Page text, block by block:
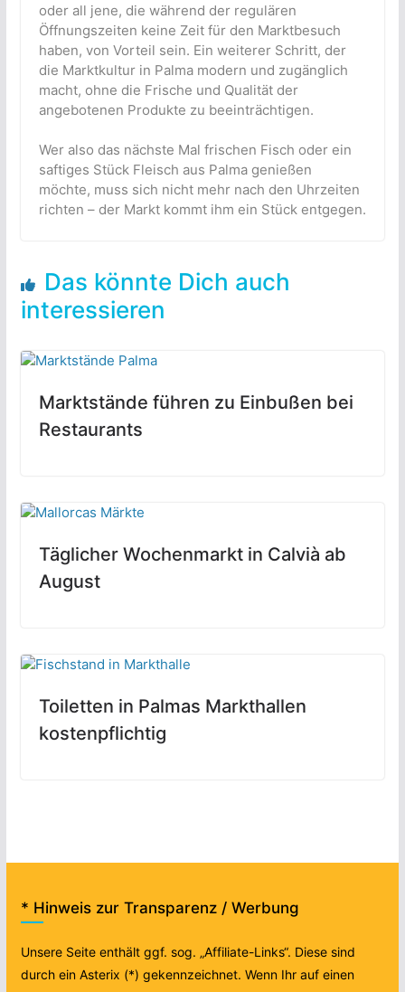
oder all jene, die während der regulären
Öffnungszeiten keine Zeit für den Marktbesuch
haben, von Vorteil sein. Ein weiterer Schritt, der
die Marktkultur in Palma modern und zugänglich
macht, ohne die Frische und Qualität der
angebotenen Produkte zu beeinträchtigen.
Wer also das nächste Mal frischen Fisch oder ein
saftiges Stück Fleisch aus Palma genießen
möchte, muss sich nicht mehr nach den Uhrzeiten
richten – der Markt kommt ihm ein Stück entgegen.
Das könnte Dich auch
interessieren
Marktstände führen zu Einbußen bei
Restaurants
Täglicher Wochenmarkt in Calvià ab
August
Toiletten in Palmas Markthallen
kostenpflichtig
* Hinweis zur Transparenz / Werbung
Unsere Seite enthält ggf. sog. „Affiliate-Links“. Diese sind
durch ein Asterix (*) gekennzeichnet. Wenn Ihr auf einen